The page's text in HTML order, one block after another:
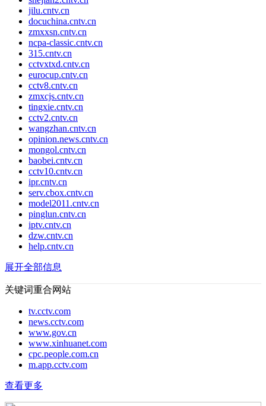
jilu.cntv.cn
docuchina.cntv.cn
zmxxsn.cntv.cn
ncpa-classic.cntv.cn
315.cntv.cn
cctvxtxd.cntv.cn
eurocup.cntv.cn
cctv8.cntv.cn
zmxcjs.cntv.cn
tingxie.cntv.cn
cctv2.cntv.cn
wangzhan.cntv.cn
opinion.news.cntv.cn
mongol.cntv.cn
baobei.cntv.cn
cctv10.cntv.cn
ipr.cntv.cn
serv.cbox.cntv.cn
model2011.cntv.cn
pinglun.cntv.cn
iptv.cntv.cn
dzw.cntv.cn
help.cntv.cn
展开全部信息
关键词重合网站
tv.cctv.com
news.cctv.com
www.gov.cn
www.xinhuanet.com
cpc.people.com.cn
m.app.cctv.com
查看更多